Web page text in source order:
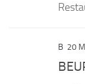
B 20